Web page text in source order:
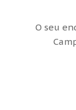
O seu